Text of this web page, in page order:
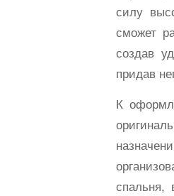
силу
сможет
создав
придав
К
спальня,